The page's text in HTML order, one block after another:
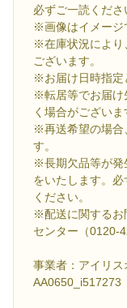
必ずご一読くださ
※画像はイメージ
※在庫状況により
ございます。
※お届け日時指定
※転居等でお届け
く場合がございま
※再送希望の場合
す。
※長期欠品等が発
をいたします。
ください。
※配送に関するお
センター（0120-
事業者：アイリ
AA0650_i517273